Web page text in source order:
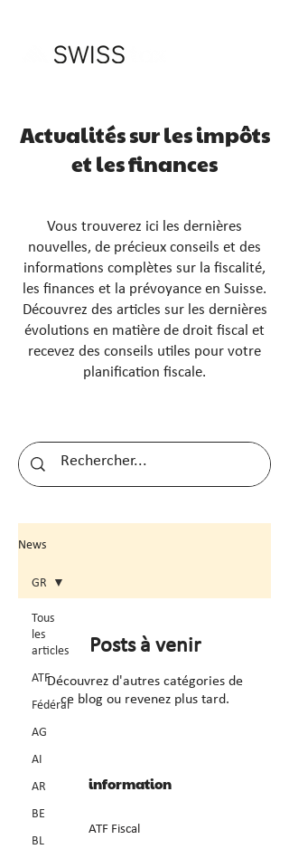
Actualités sur les impôts
et les finances
Vous trouverez ici les dernières
nouvelles, de précieux conseils et des
informations complètes sur la fiscalité,
les finances et la prévoyance en Suisse.
Découvrez des articles sur les dernières
évolutions en matière de droit fiscal et
recevez des conseils utiles pour votre
planification fiscale.
News
Tous
les
articles
ATF
Fédéral
AG
AI
AR
BE
BL
GR
Posts à venir
Découvrez d'autres catégories de
ce blog ou revenez plus tard.
information
ATF Fiscal